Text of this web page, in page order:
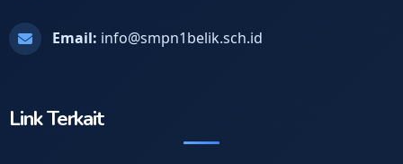
Email: info@smpn1belik.sch.id
Link Terkait